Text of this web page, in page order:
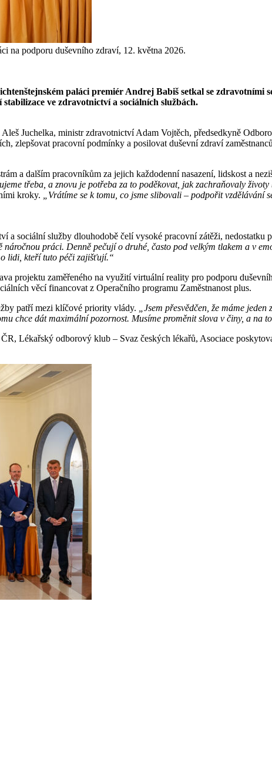
na podporu duševního zdraví, 12. května 2026.
paláci premiér Andrej Babiš setkal se zdravotními
ve zdravotnictví a sociálních službách.
Juchelka, ministr zdravotnictví Adam Vojtěch, předsedkyně
zlepšovat pracovní podmínky a posilovat duševní zdraví
a dalším pracovníkům za jejich každodenní nasazení, lidskost a
třeba, a znovu je potřeba za to poděkovat, jak zachraňovaly životy
kroky.
„Vrátíme se k tomu, co jsme slibovali – podpořit vzdělávání
sociální služby dlouhodobě čelí vysoké pracovní zátěži, nedostatku
práci. Denně pečují o druhé, často pod velkým tlakem a v
lidi, kteří tuto péči zajišťují.“
projektu zaměřeného na využití virtuální reality pro podporu
věcí financovat z Operačního programu Zaměstnanost plus.
patří mezi klíčové priority vlády.
„Jsem přesvědčen, že máme
chce dát maximální pozornost. Musíme proměnit slova v činy, a na
Lékařský odborový klub – Svaz českých lékařů, Asociace